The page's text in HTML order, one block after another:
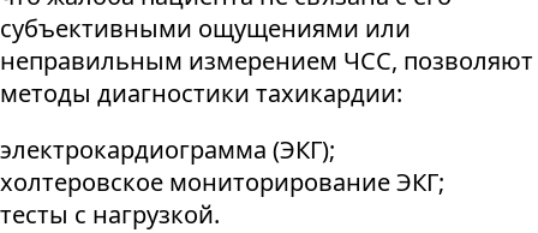
субъективными ощущениями или
неправильным измерением ЧСС, позволяют
методы диагностики тахикардии:
электрокардиограмма (ЭКГ);
холтеровское мониторирование ЭКГ;
тесты с нагрузкой.